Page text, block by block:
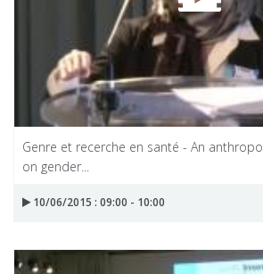
Genre et recerche en santé - An
on gender...
10/06/2015 : 09:00 - 10:00